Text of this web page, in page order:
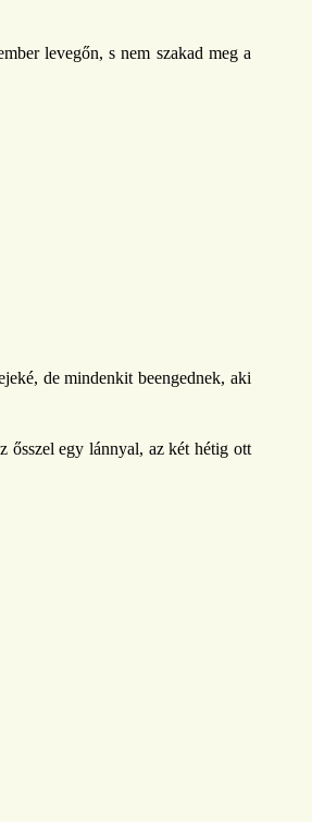
levegőn, s nem szakad meg a
de mindenkit beengednek, aki
egy lánnyal, az két hétig ott